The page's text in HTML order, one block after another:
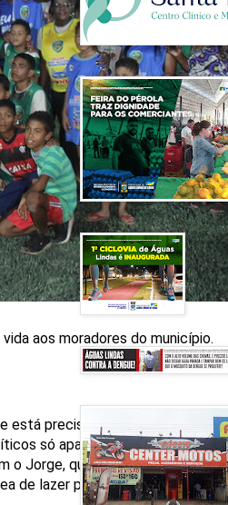
aos moradores do município.
precisando, quando nós
só aparecem em época de
o Jorge, que se nós tivéssemos a
de lazer para essa região”, disse.